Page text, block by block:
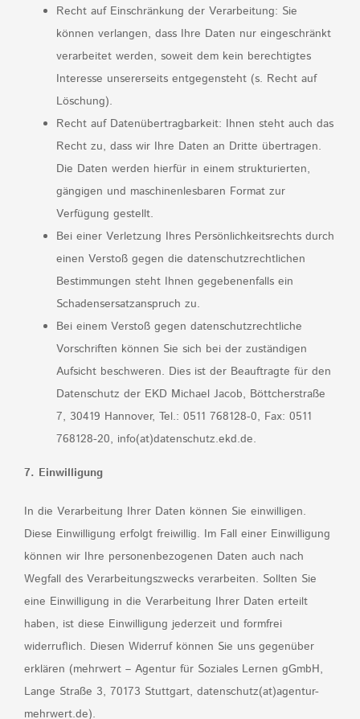
Recht auf Einschränkung der Verarbeitung: Sie
können verlangen, dass Ihre Daten nur eingeschränkt
verarbeitet werden, soweit dem kein berechtigtes
Interesse unsererseits entgegensteht (s. Recht auf
Löschung).
Recht auf Datenübertragbarkeit: Ihnen steht auch das
Recht zu, dass wir Ihre Daten an Dritte übertragen.
Die Daten werden hierfür in einem strukturierten,
gängigen und maschinenlesbaren Format zur
Verfügung gestellt.
Bei einer Verletzung Ihres Persönlichkeitsrechts durch
einen Verstoß gegen die datenschutzrechtlichen
Bestimmungen steht Ihnen gegebenenfalls ein
Schadensersatzanspruch zu.
Bei einem Verstoß gegen datenschutzrechtliche
Vorschriften können Sie sich bei der zuständigen
Aufsicht beschweren. Dies ist der Beauftragte für den
Datenschutz der EKD Michael Jacob, Böttcherstraße
7, 30419 Hannover, Tel.: 0511 768128-0, Fax: 0511
768128-20, info(at)datenschutz.ekd.de.
7. Einwilligung
In die Verarbeitung Ihrer Daten können Sie einwilligen.
Diese Einwilligung erfolgt freiwillig. Im Fall einer Einwilligung
können wir Ihre personenbezogenen Daten auch nach
Wegfall des Verarbeitungszwecks verarbeiten. Sollten Sie
eine Einwilligung in die Verarbeitung Ihrer Daten erteilt
haben, ist diese Einwilligung jederzeit und formfrei
widerruflich. Diesen Widerruf können Sie uns gegenüber
erklären (mehrwert – Agentur für Soziales Lernen gGmbH,
Lange Straße 3, 70173 Stuttgart, datenschutz(at)agentur-
mehrwert.de).